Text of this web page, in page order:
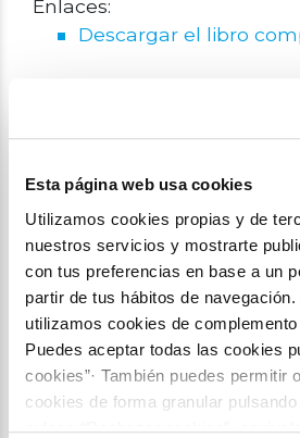
Esta página web usa cookies
Utilizamos cookies propias y de
nuestros servicios y mostrarte
con tus preferencias en base a un
partir de tus hábitos de
utilizamos cookies de
Puedes aceptar todas las cookies
cookies”· También puedes permitir
cookies de forma granular
pulsas “Rechazar cookies”,
Enlaces:
Descargar el libro
NO TE PIERDAS MÁS
COMO
¡SUSCRÍBETE
Compartir:
Facebook
X LinkedIn
CONTENIDO RELACIONADO
Biblioteca Aquae
PhotoAquae 2015